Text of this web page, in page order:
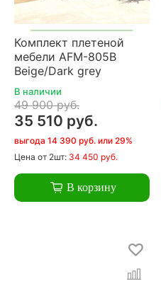
Комплект плетеной
мебели AFM-805B
Beige/Dark grey
В наличии
49 900 руб.
35 510 руб.
выгода 14 390 руб. или 29%
Цена от 2шт: 34 450 руб.
В корзину